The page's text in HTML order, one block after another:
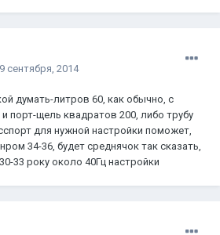
сентября, 2014
думать-литров 60, как обычно, с
порт-щель квадратов 200, либо трубу
для нужной настройки поможет,
34-36, будет среднячок так сказать,
33 року около 40Гц настройки